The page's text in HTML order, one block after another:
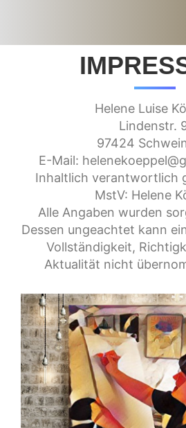
Helene Luise
Lindenstr.
97424
E-Mail:
Inhaltlich verantwortlich
MstV: Helene
Alle Angaben wurden
Dessen ungeachtet kann
Vollständigkeit,
Aktualität nicht